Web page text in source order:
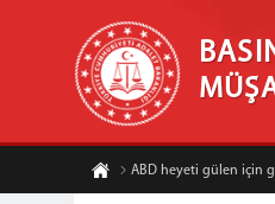
ABD heyeti gülen için